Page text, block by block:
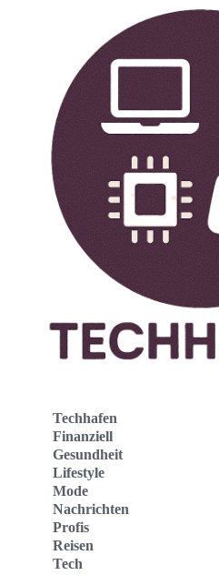
Techhafen
Finanziell
Gesundheit
Lifestyle
Mode
Nachrichten
Profis
Reisen
Tech